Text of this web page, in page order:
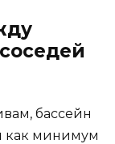
бассейн
как минимум